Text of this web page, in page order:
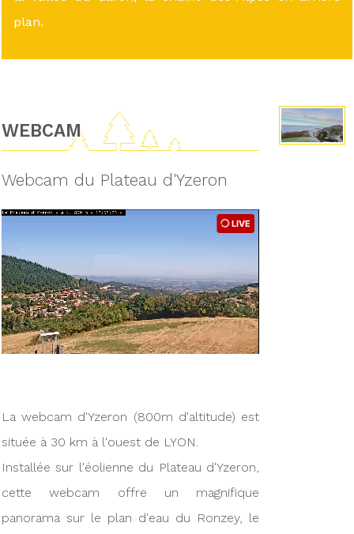
plan.
WEBCAM
Webcam du Plateau d'Yzeron
La webcam d'Yzeron (800m d'altitude) est
située à 30 km à l'ouest de LYON.
Installée sur l'éolienne du Plateau d'Yzeron,
cette webcam offre un magnifique
panorama sur le plan d'eau du Ronzey, le